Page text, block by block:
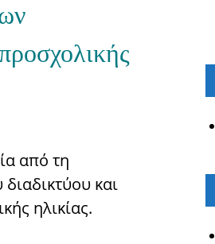
από τη
και
ηλικίας.